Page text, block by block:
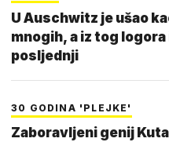
U Auschwitz je ušao
mnogih, a iz tog logora
posljednji
30 GODINA 'PLEJKE'
Zaboravljeni genij